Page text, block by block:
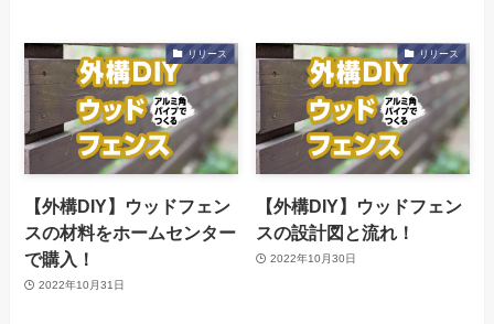
リリース
【外構DIY】ウッドフェン
スの材料をホームセンター
で購入！
2022年10月31日
リリース
【外構DIY】ウッドフェン
スの設計図と流れ！
2022年10月30日